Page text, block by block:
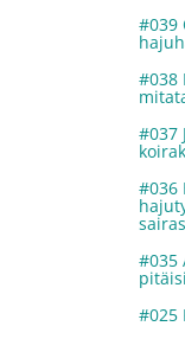
#039
#038
#037
#036
#035
#025